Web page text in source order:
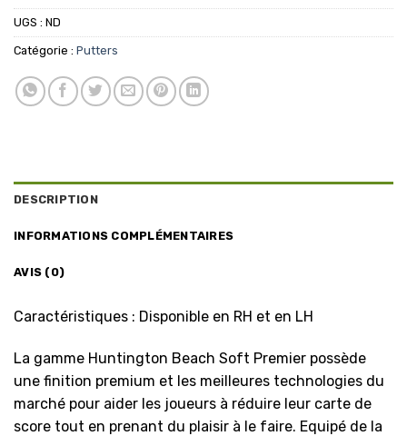
UGS : ND
Catégorie : Putters
DESCRIPTION
INFORMATIONS COMPLÉMENTAIRES
AVIS (0)
Caractéristiques : Disponible en RH et en LH
La gamme Huntington Beach Soft Premier possède
une finition premium et les meilleures technologies du
marché pour aider les joueurs à réduire leur carte de
score tout en prenant du plaisir à le faire. Equipé de la